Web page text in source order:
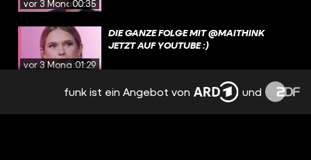
vor 3 Monaten
00:35
vor 3 Monaten
01:29
DIE GANZE FOLGE MIT @MAITHINK
JETZT AUF YOUTUBE :)
ICH WÜRDE SO GERNE VON MAI
funk ist ein Angebot von und